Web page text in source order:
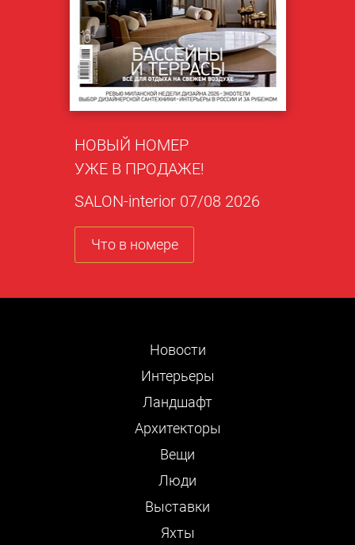
НОВЫЙ НОМЕР
УЖЕ В ПРОДАЖЕ!
SALON-interior 07/08 2026
Что в номере
Новости
Интерьеры
Ландшафт
Архитекторы
Вещи
Люди
Выставки
Яхты